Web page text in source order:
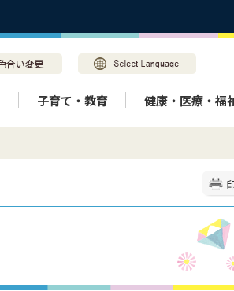
子育て・教育 健康・医療・福